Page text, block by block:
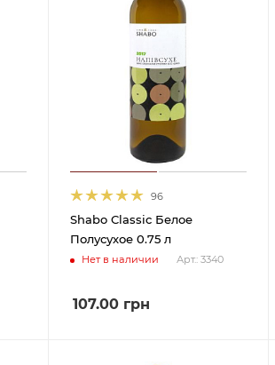
96
Shabo Classic Белое
Полусухое 0.75 л
Нет в наличии Арт.: 3340
107.00грн